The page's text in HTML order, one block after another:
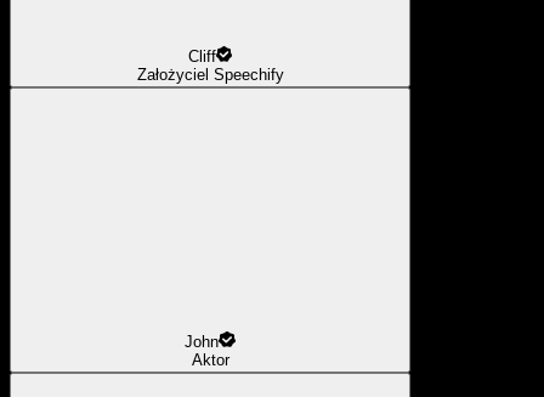
Cliff
Założyciel Speechify
John
Aktor